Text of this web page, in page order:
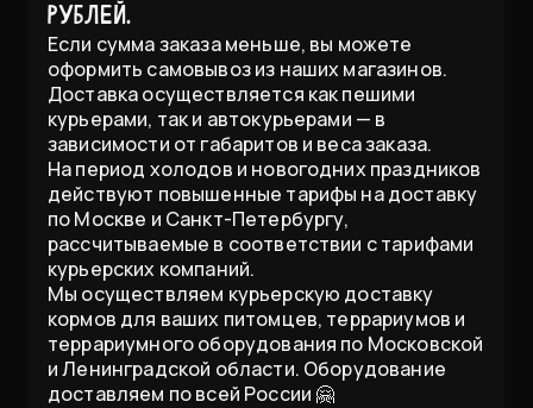
рублей.
Если сумма заказа меньше, вы можете
оформить самовывоз из наших магазинов.
Доставка осуществляется как пешими
курьерами, так и автокурьерами — в
зависимости от габаритов и веса заказа.
На период холодов и новогодних праздников
действуют повышенные тарифы на доставку
по Москве и Санкт-Петербургу,
рассчитываемые в соответствии с тарифами
курьерских компаний.
Мы осуществляем курьерскую доставку
кормов для ваших питомцев, террариумов и
террариумного оборудования по Московской
и Ленинградской области. Оборудование
доставляем по всей России 🤗